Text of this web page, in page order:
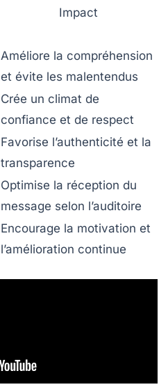
Impact
Améliore la compréhension
et évite les malentendus
Crée un climat de
confiance et de respect
Favorise l’authenticité et la
transparence
Optimise la réception du
message selon l’auditoire
Encourage la motivation et
l’amélioration continue